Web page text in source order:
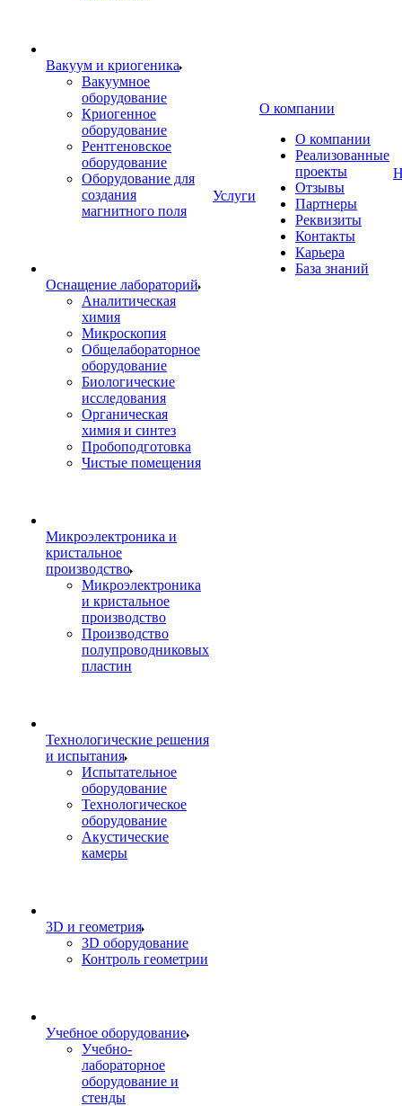
Вакуум и криогеника
Вакуумное
оборудование
Криогенное
оборудование
Рентгеновское
оборудование
Оборудование для
создания
магнитного поля
Оснащение лабораторий
Аналитическая
химия
Микроскопия
Общелабораторное
оборудование
Биологические
исследования
Органическая
химия и синтез
Пробоподготовка
Чистые помещения
Микроэлектроника и
кристальное
производство
Микроэлектроника
и кристальное
производство
Производство
полупроводниковых
пластин
Технологические решения
и испытания
Испытательное
оборудование
Технологическое
оборудование
Акустические
камеры
3D и геометрия
3D оборудование
Контроль геометрии
Учебное оборудование
Учебно-
лабораторное
оборудование и
стенды
Услуги
О компании
О компании
Реализованные
проекты
Отзывы
Партнеры
Реквизиты
Контакты
Карьера
База знаний